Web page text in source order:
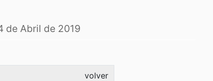
de Abril de 2019
volver